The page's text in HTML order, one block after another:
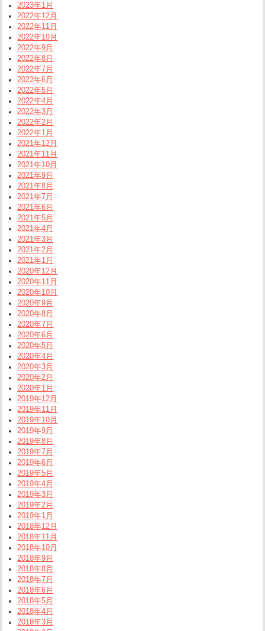
2023年1月
2022年12月
2022年11月
2022年10月
2022年9月
2022年8月
2022年7月
2022年6月
2022年5月
2022年4月
2022年3月
2022年2月
2022年1月
2021年12月
2021年11月
2021年10月
2021年9月
2021年8月
2021年7月
2021年6月
2021年5月
2021年4月
2021年3月
2021年2月
2021年1月
2020年12月
2020年11月
2020年10月
2020年9月
2020年8月
2020年7月
2020年6月
2020年5月
2020年4月
2020年3月
2020年2月
2020年1月
2019年12月
2019年11月
2019年10月
2019年9月
2019年8月
2019年7月
2019年6月
2019年5月
2019年4月
2019年3月
2019年2月
2019年1月
2018年12月
2018年11月
2018年10月
2018年9月
2018年8月
2018年7月
2018年6月
2018年5月
2018年4月
2018年3月